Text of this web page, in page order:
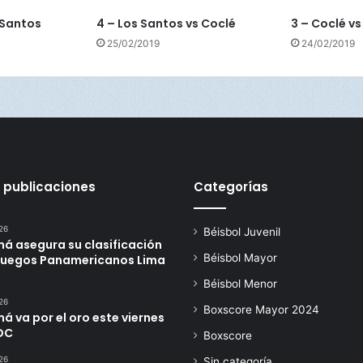
4 – Los Santos vs Coclé
25/02/2019
3 – Coclé
24/02/2019
publicaciones
asegura su clasificación
Panamericanos Lima
va por el oro este viernes
Categorías
Béisbol Juvenil
Béisbol Mayor
Béisbol Menor
Boxscore Mayor 2024
Boxscore